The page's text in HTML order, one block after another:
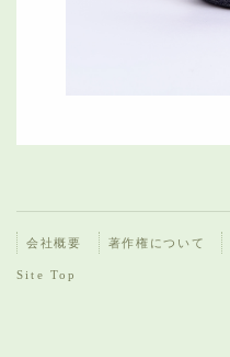
会社概要 著作権について
Site Top